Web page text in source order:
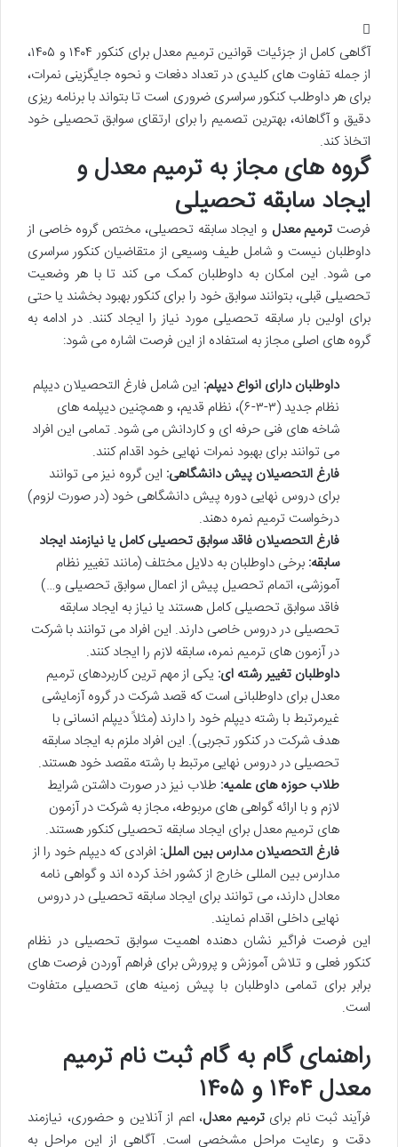
آگاهی کامل از جزئیات قوانین ترمیم معدل برای کنکور ۱۴۰۴ و ۱۴۰۵،
از جمله تفاوت های کلیدی در تعداد دفعات و نحوه جایگزینی نمرات،
برای هر داوطلب کنکور سراسری ضروری است تا بتواند با برنامه ریزی
دقیق و آگاهانه، بهترین تصمیم را برای ارتقای سوابق تحصیلی خود
اتخاذ کند.
گروه های مجاز به ترمیم معدل و
ایجاد سابقه تحصیلی
فرصت ترمیم معدل و ایجاد سابقه تحصیلی، مختص گروه خاصی از
داوطلبان نیست و شامل طیف وسیعی از متقاضیان کنکور سراسری
می شود. این امکان به داوطلبان کمک می کند تا با هر وضعیت
تحصیلی قبلی، بتوانند سوابق خود را برای کنکور بهبود بخشند یا حتی
برای اولین بار سابقه تحصیلی مورد نیاز را ایجاد کنند. در ادامه به
گروه های اصلی مجاز به استفاده از این فرصت اشاره می شود:
داوطلبان دارای انواع دیپلم: این شامل فارغ التحصیلان دیپلم
نظام جدید (۳-۳-۶)، نظام قدیم، و همچنین دیپلمه های
شاخه های فنی حرفه ای و کاردانش می شود. تمامی این افراد
می توانند برای بهبود نمرات نهایی خود اقدام کنند.
فارغ التحصیلان پیش دانشگاهی: این گروه نیز می توانند
برای دروس نهایی دوره پیش دانشگاهی خود (در صورت لزوم)
درخواست ترمیم نمره دهند.
فارغ التحصیلان فاقد سوابق تحصیلی کامل یا نیازمند ایجاد
سابقه: برخی داوطلبان به دلایل مختلف (مانند تغییر نظام
آموزشی، اتمام تحصیل پیش از اعمال سوابق تحصیلی و…)
فاقد سوابق تحصیلی کامل هستند یا نیاز به ایجاد سابقه
تحصیلی در دروس خاصی دارند. این افراد می توانند با شرکت
در آزمون های ترمیم نمره، سابقه لازم را ایجاد کنند.
داوطلبان تغییر رشته ای: یکی از مهم ترین کاربردهای ترمیم
معدل برای داوطلبانی است که قصد شرکت در گروه آزمایشی
غیرمرتبط با رشته دیپلم خود را دارند (مثلاً دیپلم انسانی با
هدف شرکت در کنکور تجربی). این افراد ملزم به ایجاد سابقه
تحصیلی در دروس نهایی مرتبط با رشته مقصد خود هستند.
طلاب حوزه های علمیه: طلاب نیز در صورت داشتن شرایط
لازم و با ارائه گواهی های مربوطه، مجاز به شرکت در آزمون
های ترمیم معدل برای ایجاد سابقه تحصیلی کنکور هستند.
فارغ التحصیلان مدارس بین الملل: افرادی که دیپلم خود را از
مدارس بین المللی خارج از کشور اخذ کرده اند و گواهی نامه
معادل دارند، می توانند برای ایجاد سابقه تحصیلی در دروس
نهایی داخلی اقدام نمایند.
این فرصت فراگیر نشان دهنده اهمیت سوابق تحصیلی در نظام
کنکور فعلی و تلاش آموزش و پرورش برای فراهم آوردن فرصت های
برابر برای تمامی داوطلبان با پیش زمینه های تحصیلی متفاوت
است.
راهنمای گام به گام ثبت نام ترمیم
معدل ۱۴۰۴ و ۱۴۰۵
فرآیند ثبت نام برایترمیم معدل، اعم از آنلاین و حضوری، نیازمند
دقت و رعایت مراحل مشخصی است. آگاهی از این مراحل به